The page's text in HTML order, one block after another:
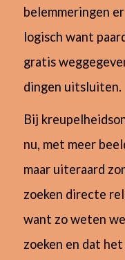
belemmeringen
logisch want
gratis
dingen uitsluiten.
Bij
nu, met meer
maar uiteraard
zoeken directe
want zo weten
zoeken en dat